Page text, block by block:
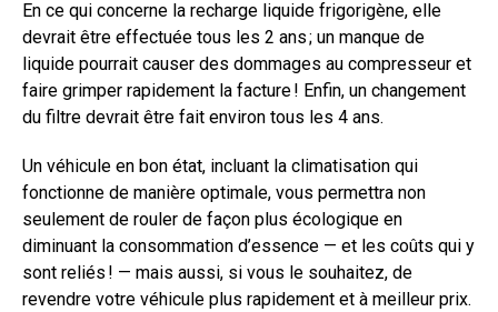
En ce qui concerne la recharge liquide frigorigène, elle
devrait être effectuée tous les 2 ans ; un manque de
liquide pourrait causer des dommages au compresseur et
faire grimper rapidement la facture ! Enfin, un changement
du filtre devrait être fait environ tous les 4 ans.
Un véhicule en bon état, incluant la climatisation qui
fonctionne de manière optimale, vous permettra non
seulement de rouler de façon plus écologique en
diminuant la consommation d’essence — et les coûts qui y
sont reliés ! — mais aussi, si vous le souhaitez, de
revendre votre véhicule plus rapidement et à meilleur prix.